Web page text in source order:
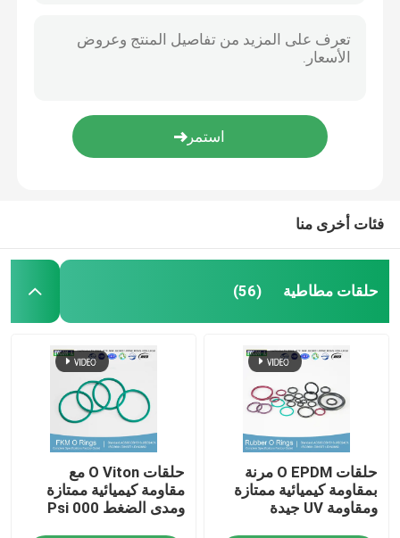
فئات أخرى منا
حلقات مطاطية (56)
حلقات O EPDM مرنة
بمقاومة كيميائية ممتازة
ومقاومة UV جيدة
حلقات O Viton مع
مقاومة كيميائية ممتازة
ومدى الضغط 000 Psi